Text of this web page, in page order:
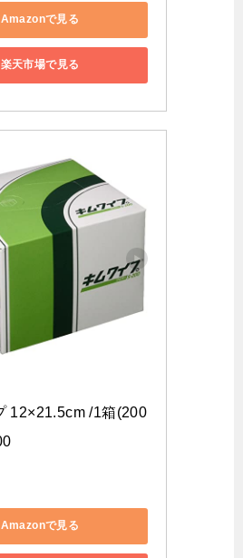
Amazonで見る
楽天市場で見る
12×21.5cm /1箱(200
Amazonで見る